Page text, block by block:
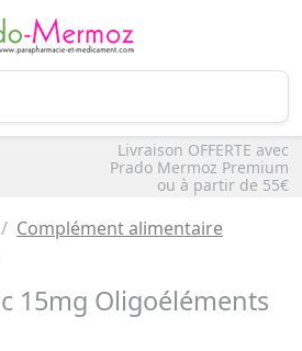
Livraison OFFERTE avec
Prado Mermoz Premium
ou à partir de 55€
Complément alimentaire
15mg Oligoéléments